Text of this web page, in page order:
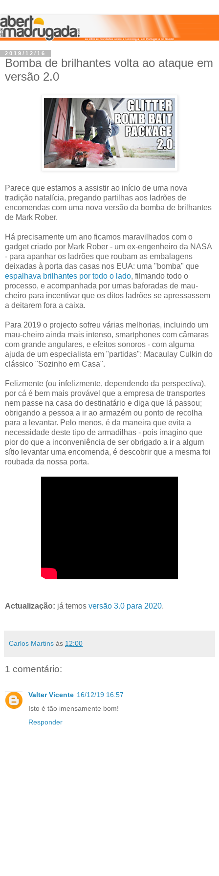
2019/12/16
Bomba de brilhantes volta ao ataque em
versão 2.0
Parece que estamos a assistir ao início de uma nova
tradição natalícia, pregando partilhas aos ladrões de
encomendas com uma nova versão da bomba de brilhantes
de Mark Rober.
Há precisamente um ano ficamos maravilhados com o
gadget criado por Mark Rober - um ex-engenheiro da NASA
- para apanhar os ladrões que roubam as embalagens
deixadas à porta das casas nos EUA: uma "bomba" que
espalhava brilhantes por todo o lado, filmando todo o
processo, e acompanhada por umas baforadas de mau-
cheiro para incentivar que os ditos ladrões se apressassem
a deitarem fora a caixa.
Para 2019 o projecto sofreu várias melhorias, incluindo um
mau-cheiro ainda mais intenso, smartphones com câmaras
com grande angulares, e efeitos sonoros - com alguma
ajuda de um especialista em "partidas": Macaulay Culkin do
clássico "Sozinho em Casa".
Felizmente (ou infelizmente, dependendo da perspectiva),
por cá é bem mais provável que a empresa de transportes
nem passe na casa do destinatário e diga que lá passou;
obrigando a pessoa a ir ao armazém ou ponto de recolha
para a levantar. Pelo menos, é da maneira que evita a
necessidade deste tipo de armadilhas - pois imagino que
pior do que a inconveniência de ser obrigado a ir a algum
sítio levantar uma encomenda, é descobrir que a mesma foi
roubada da nossa porta.
Actualização: já temos versão 3.0 para 2020.
Carlos Martins às 12:00
1 comentário:
Valter Vicente 16/12/19 16:57
Isto é tão imensamente bom!
Responder